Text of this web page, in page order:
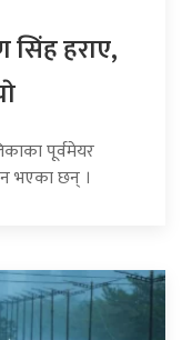
हराए,
पूर्वमेयर
भएका छन् ।